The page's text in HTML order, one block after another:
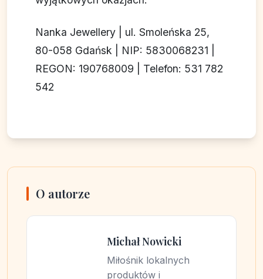
Nanka Jewellery | ul. Smoleńska 25,
80-058 Gdańsk | NIP: 5830068231 |
REGON: 190768009 | Telefon: 531 782
542
O autorze
Michał Nowicki
Miłośnik lokalnych
produktów i